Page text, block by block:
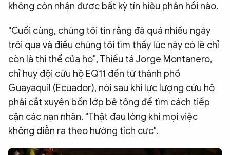
không còn nhận được bất kỳ tín hiệu phản hồi nào.
"Cuối cùng, chúng tôi tin rằng đã quá nhiều ngày
trôi qua và điều chúng tôi tìm thấy lúc này có lẽ chỉ
còn là thi thể của họ", Thiếu tá Jorge Montanero,
chỉ huy đội cứu hộ EQ11 đến từ thành phố
Guayaquil (Ecuador), nói sau khi lực lượng cứu hộ
phải cắt xuyên bốn lớp bê tông để tìm cách tiếp
cận các nạn nhân. "Thật đau lòng khi mọi việc
không diễn ra theo hướng tích cực".